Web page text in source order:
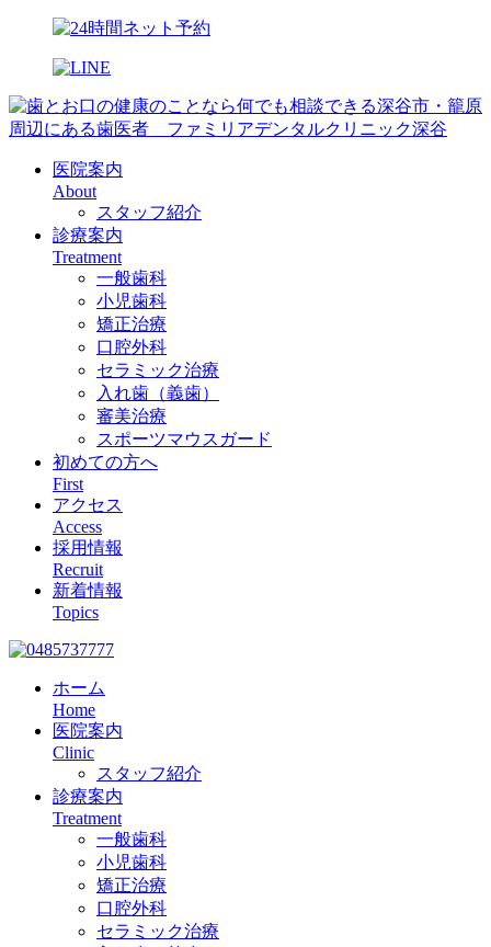
医院案内
About
スタッフ紹介
診療案内
Treatment
一般歯科
小児歯科
矯正治療
口腔外科
セラミック治療
入れ歯（義歯）
審美治療
スポーツマウスガード
初めての方へ
First
アクセス
Access
採用情報
Recruit
新着情報
Topics
ホーム
Home
医院案内
Clinic
スタッフ紹介
診療案内
Treatment
一般歯科
小児歯科
矯正治療
口腔外科
セラミック治療